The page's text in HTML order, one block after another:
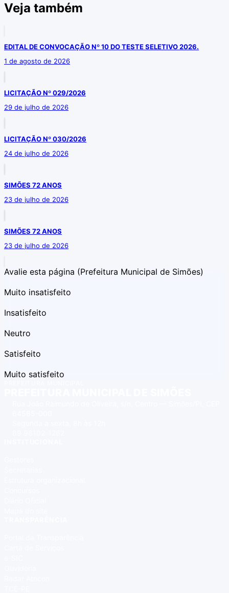
Veja também
EDITAL DE CONVOCAÇÃO Nº 10 DO TESTE SELETIVO 2026.
1 de agosto de 2026
LICITAÇÃO Nº 029/2026
29 de julho de 2026
LICITAÇÃO Nº 030/2026
24 de julho de 2026
SIMÕES 72 ANOS
23 de julho de 2026
SIMÕES 72 ANOS
23 de julho de 2026
Avalie esta página (Prefeitura Municipal de Simões)
Muito insatisfeito
Insatisfeito
Neutro
Satisfeito
Muito satisfeito